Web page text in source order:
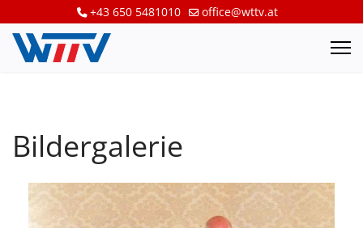
+43 650 5481010 office@wttv.at
Bildergalerie